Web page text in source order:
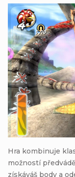
Hra kombinuje
možností
získáváš body a